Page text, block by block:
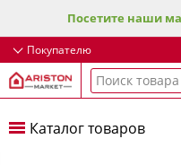
Посетите наши
Покупателю
Каталог товаров